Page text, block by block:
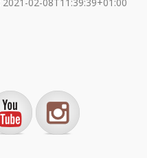
2021-02-08T11:39:39+01:00